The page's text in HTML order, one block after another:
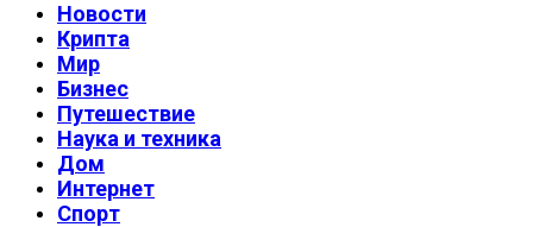
Новости
Крипта
Мир
Бизнес
Путешествие
Наука и техника
Дом
Интернет
Спорт